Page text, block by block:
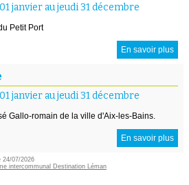
janvier au jeudi 31 décembre
Petit Port
En savoir plus
janvier au jeudi 31 décembre
Gallo-romain de la ville d'Aix-les-Bains.
En savoir plus
24/07/2026
intercommunal Destination Léman